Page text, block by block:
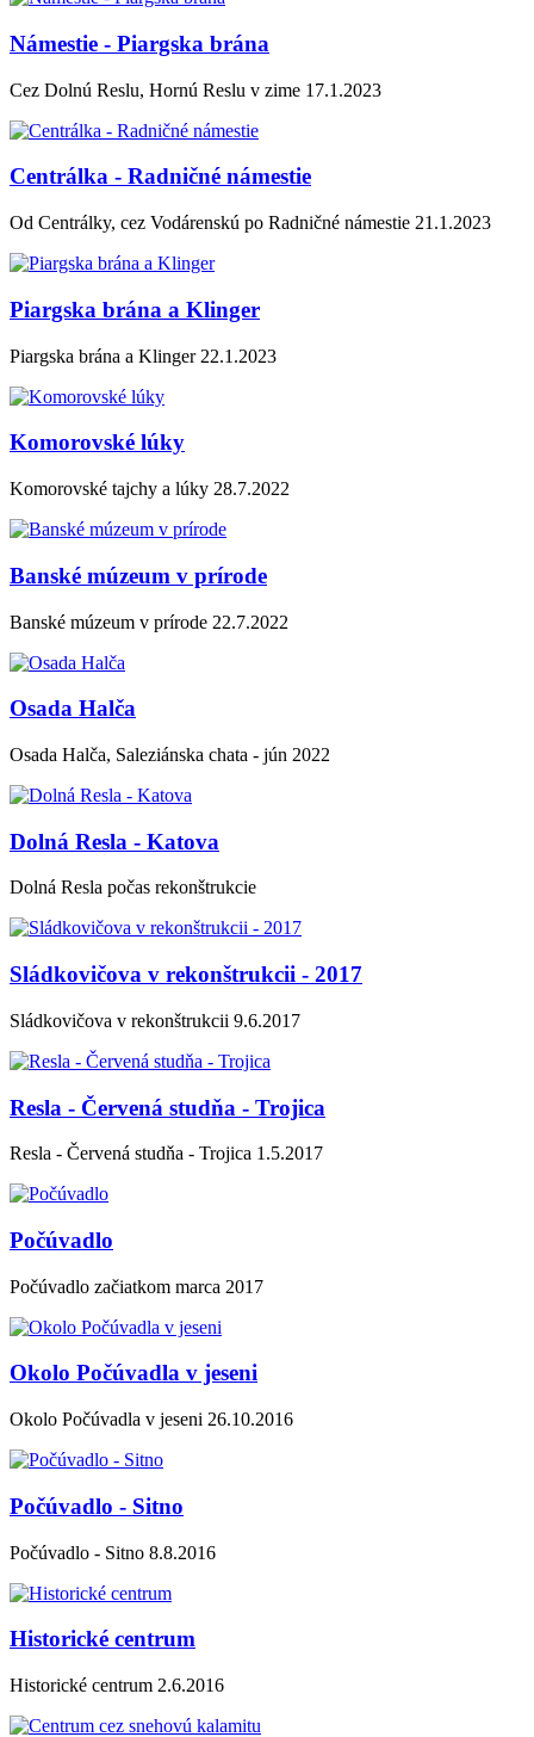
Námestie - Piargska brána
Cez Dolnú Reslu, Hornú Reslu v zime 17.1.2023
Centrálka - Radničné námestie
Od Centrálky, cez Vodárenskú po Radničné námestie 21.1.2023
Piargska brána a Klinger
Piargska brána a Klinger 22.1.2023
Komorovské lúky
Komorovské tajchy a lúky 28.7.2022
Banské múzeum v prírode
Banské múzeum v prírode 22.7.2022
Osada Halča
Osada Halča, Saleziánska chata - jún 2022
Dolná Resla - Katova
Dolná Resla počas rekonštrukcie
Sládkovičova v rekonštrukcii - 2017
Sládkovičova v rekonštrukcii 9.6.2017
Resla - Červená studňa - Trojica
Resla - Červená studňa - Trojica 1.5.2017
Počúvadlo
Počúvadlo začiatkom marca 2017
Okolo Počúvadla v jeseni
Okolo Počúvadla v jeseni 26.10.2016
Počúvadlo - Sitno
Počúvadlo - Sitno 8.8.2016
Historické centrum
Historické centrum 2.6.2016